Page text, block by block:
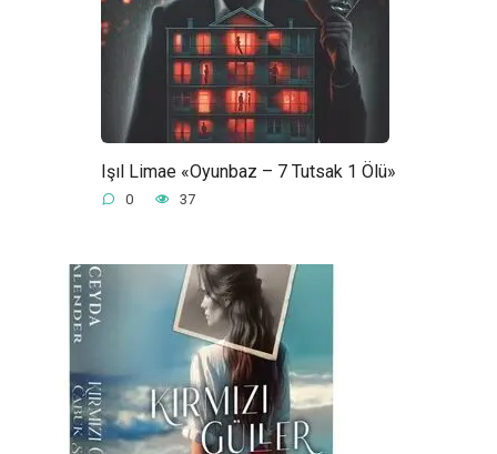
Işıl Limae «Oyunbaz – 7 Tutsak 1 Ölü»
0 37